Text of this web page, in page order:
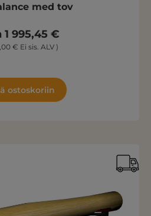
med tov
1 995,45 €
€ Ei sis. ALV )
ostoskoriin